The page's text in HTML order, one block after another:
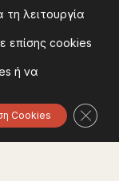
λειτουργία
επίσης cookies
ή να
Cookies